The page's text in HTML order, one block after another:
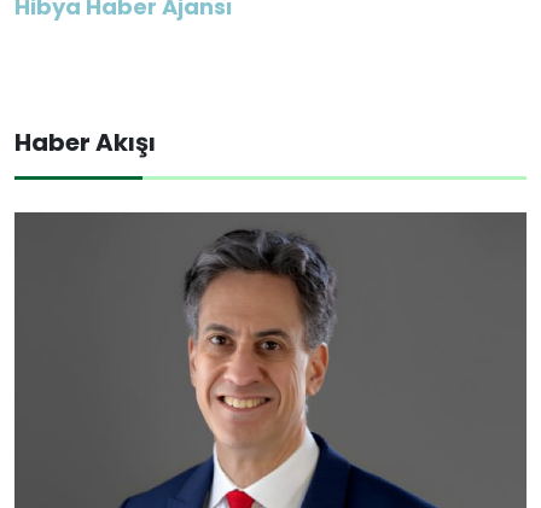
Hibya Haber Ajansı
Haber Akışı